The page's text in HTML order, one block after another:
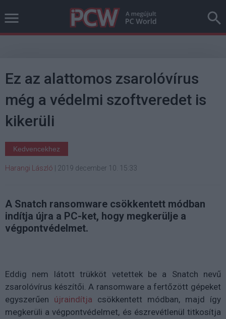
Ez az alattomos zsarolóvírus
még a védelmi szoftveredet is
kikerüli
Kedvencekhez
Harangi László 2019 december 10. 15:33
A Snatch ransomware csökkentett módban
indítja újra a PC-ket, hogy megkerülje a
végpontvédelmet.
Eddig nem látott trükköt vetettek be a Snatch nevű
zsarolóvírus készítői. A ransomware a fertőzött gépeket
egyszerűen újraindítja csökkentett módban, majd így
megkerüli a végpontvédelmet, és észrevétlenül titkosítja